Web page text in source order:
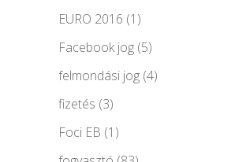
EURO 2016 (1)
Facebook jog (5)
felmondási jog (4)
fizetés (3)
Foci EB (1)